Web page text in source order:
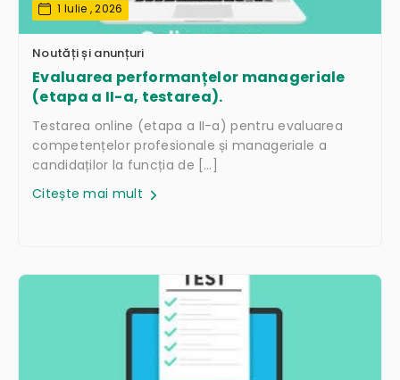
1 Iulie , 2026
Noutăți și anunțuri
Evaluarea performanțelor manageriale
(etapa a II-a, testarea).
Testarea online (etapa a II-a) pentru evaluarea
competențelor profesionale și manageriale a
candidaților la funcția de […]
Citește mai mult